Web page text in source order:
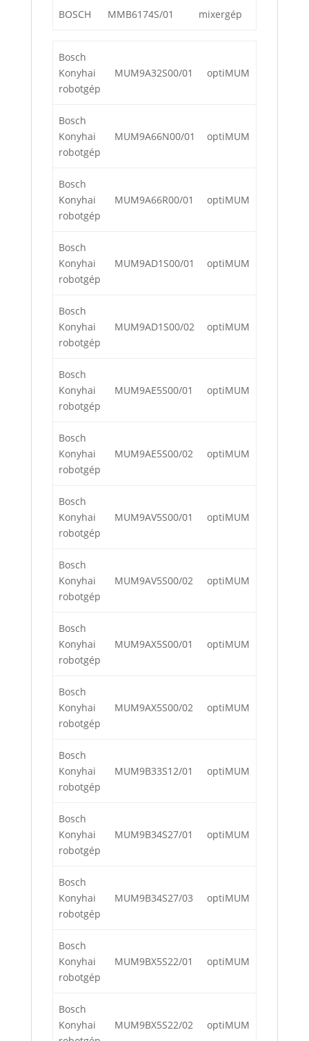
BOSCH MMB6174S/01 mixergép
Bosch
Konyhai
robotgép
MUM9A32S00/01 optiMUM
Bosch
Konyhai
robotgép
MUM9A66N00/01 optiMUM
Bosch
Konyhai
robotgép
MUM9A66R00/01 optiMUM
Bosch
Konyhai
robotgép
MUM9AD1S00/01 optiMUM
Bosch
Konyhai
robotgép
MUM9AD1S00/02 optiMUM
Bosch
Konyhai
robotgép
MUM9AE5S00/01 optiMUM
Bosch
Konyhai
robotgép
MUM9AE5S00/02 optiMUM
Bosch
Konyhai
robotgép
MUM9AV5S00/01 optiMUM
Bosch
Konyhai
robotgép
MUM9AV5S00/02 optiMUM
Bosch
Konyhai
robotgép
MUM9AX5S00/01 optiMUM
Bosch
Konyhai
robotgép
MUM9AX5S00/02 optiMUM
Bosch
Konyhai
robotgép
MUM9B33S12/01 optiMUM
Bosch
Konyhai
robotgép
MUM9B34S27/01 optiMUM
Bosch
Konyhai
robotgép
MUM9B34S27/03 optiMUM
Bosch
Konyhai
robotgép
MUM9BX5S22/01 optiMUM
Bosch
Konyhai
MUM9BX5S22/02 optiMUM